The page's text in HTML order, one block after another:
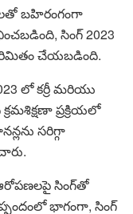
బహిరంగంగా
సింగ్ 2023
చేయబడింది.
లో కర్రీ మరియు
ప్రక్రియలో
సరిగ్గా
సింగ్‌తో
ఒప్పందంలో భాగంగా, సింగ్